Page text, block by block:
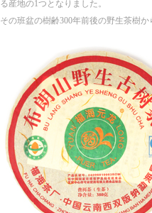
る産地の1つとなりました。
その班盆の樹齢300年前後の野生茶樹